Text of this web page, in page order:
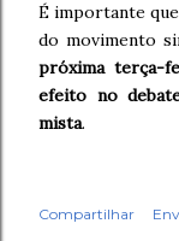
É importante
do movimento
próxima terça-
efeito no
mista.
Compartilhar